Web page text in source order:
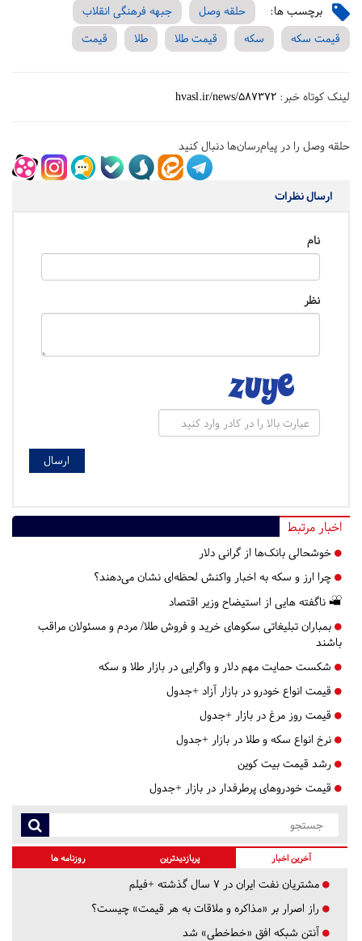
برچسب ها: حلقه وصل
جبهه فرهنگی انقلاب
قیمت سکه
سکه قیمت طلا طلا قیمت
لینک کوتاه خبر: hvasl.ir/news/587372
حلقه وصل را در پیام‌رسان‌ها دنبال کنید
ارسال نظرات
نام
نظر
اخبار مرتبط
خوشحالی بانک‌ها از گرانی دلار
چرا ارز و سکه به اخبار واکنش لحظه‌ای نشان می‌دهند؟
ناگفته هایی از استیضاح وزیر اقتصاد
بمباران تبلیغاتی سکوهای خرید و فروش طلا/ مردم و مسئولان مراقب
باشند
شکست حمایت مهم دلار و واگرایی در بازار طلا و سکه
قیمت انواع خودرو در بازار آزاد +جدول
قیمت روز مرغ در بازار +جدول
نرخ انواع سکه و طلا در بازار +جدول
رشد قیمت بیت کوین
قیمت خودروهای پرطرفدار در بازار +جدول
آخرین اخبار پربازدیدترین روزنامه ها
مشتریان نفت ایران در ۷ سال گذشته +فیلم
راز اصرار بر «مذاکره و ملاقات به هر قیمت» چیست؟
آنتن شبکه افق «خط‌خطی» شد